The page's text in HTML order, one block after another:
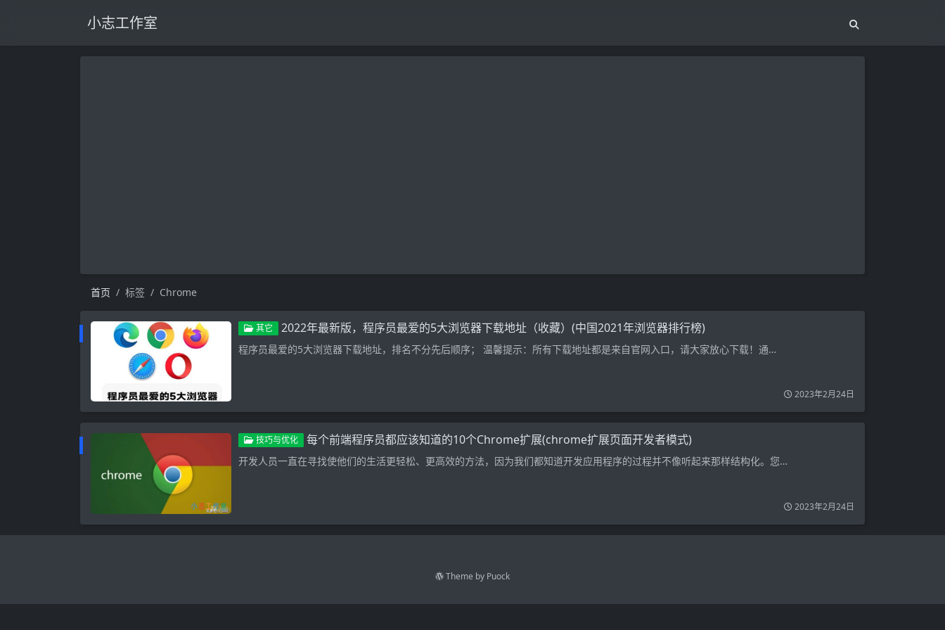
小志工作室
首页 标签 Chrome
其它 2022年最新版，程序员最爱的5大浏览器下载地址（收藏）(中国2021年浏览器排行榜)
程序员最爱的5大浏览器下载地址，排名不分先后顺序； 温馨提示：所有下载地址都是来自官网入口，请大家放心下载！通…
2023年2月24日
技巧与优化 每个前端程序员都应该知道的10个Chrome扩展(chrome扩展页面开发者模式)
开发人员一直在寻找使他们的生活更轻松、更高效的方法，因为我们都知道开发应用程序的过程并不像听起来那样结构化。您…
2023年2月24日
Theme by Puock